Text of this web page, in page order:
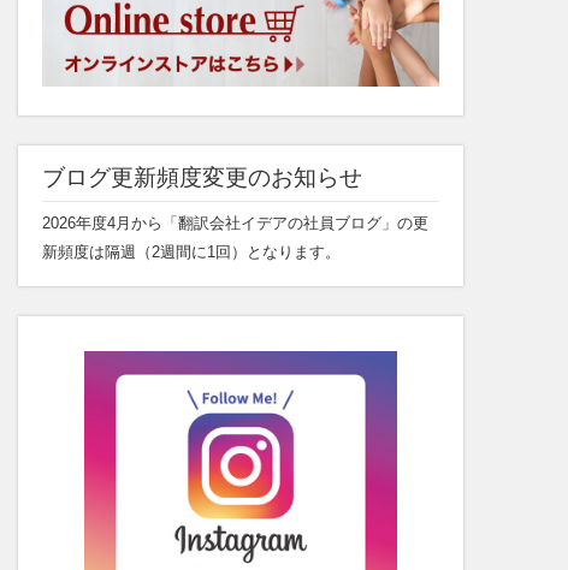
ブログ更新頻度変更のお知らせ
2026年度4月から「翻訳会社イデアの社員ブログ」の更
新頻度は隔週（2週間に1回）となります。